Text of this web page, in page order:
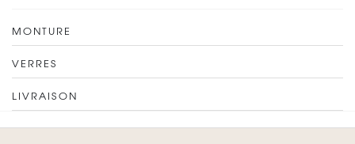
MONTURE
VERRES
LIVRAISON